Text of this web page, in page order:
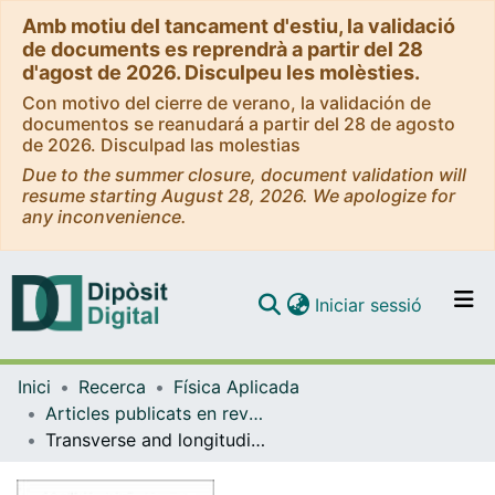
Amb motiu del tancament d'estiu, la validació
de documents es reprendrà a partir del 28
d'agost de 2026. Disculpeu les molèsties.
Con motivo del cierre de verano, la validación de
documentos se reanudará a partir del 28 de agosto
de 2026. Disculpad las molestias
Due to the summer closure, document validation will
resume starting August 28, 2026. We apologize for
any inconvenience.
Navega per tot el DD
Com publicar
Iniciar sessió (current)
Inici Recerca
Física Aplicada
Articles publicats en revistes (Física Aplicada)
Transverse and longitudinal components of the propagating and evanescent waves associated to radially-polarized nonparaxial fields